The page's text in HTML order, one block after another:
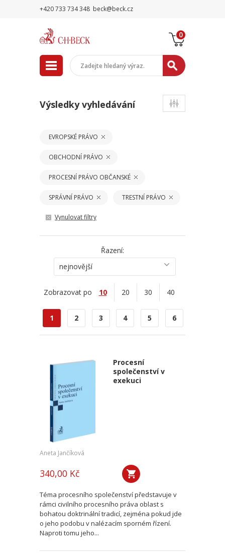
+420 733 734 348 beck@beck.cz
0
Výsledky vyhledávání
EVROPSKÉ PRÁVO
OBCHODNÍ PRÁVO
PROCESNÍ PRÁVO OBČANSKÉ
SPRÁVNÍ PRÁVO TRESTNÍ PRÁVO
Vynulovat filtry
Řazení:
nejnovější
Zobrazovat po 10 20 30 40
1 2 3 4 5 6
Procesní
společenství v
exekuci
Aneta Jančíková
340,00 Kč
Téma procesního společenství představuje v
rámci civilního procesního práva oblast s
bohatou doktrinální tradicí, zejména pokud jde
o jeho podobu v nalézacím sporném řízení.
Naproti tomu jeho...